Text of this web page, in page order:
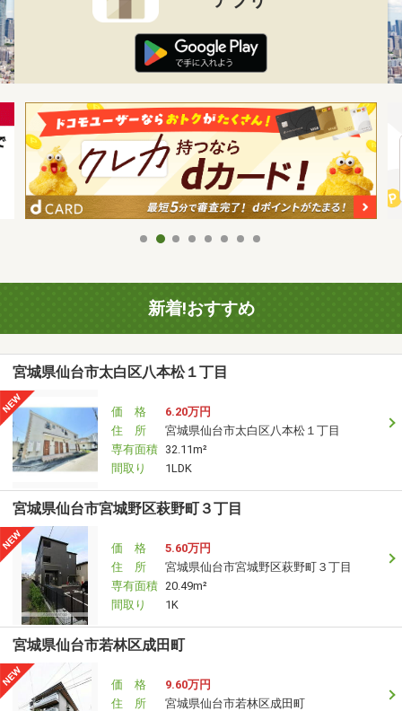
新着!おすすめ
宮城県仙台市太白区八本松１丁目
価 格
6.20万円
住 所
宮城県仙台市太白区八本松１丁目
専有面積 32.11m²
間取り
1LDK
宮城県仙台市宮城野区萩野町３丁目
価 格
5.60万円
住 所
宮城県仙台市宮城野区萩野町３丁目
専有面積 20.49m²
間取り
1K
宮城県仙台市若林区成田町
価 格
9.60万円
住 所
宮城県仙台市若林区成田町